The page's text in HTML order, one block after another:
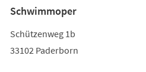
Schwimmoper
Schützenweg 1b
33102 Paderborn